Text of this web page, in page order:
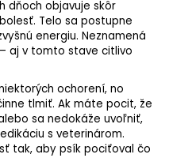
dňoch objavuje skôr
Telo sa postupne
energiu. Neznamená
aj v tomto stave citlivo
ochorení, no
tlmiť. Ak máte pocit, že
sa nedokáže uvoľniť,
s veterinárom.
tak, aby psík pociťoval čo